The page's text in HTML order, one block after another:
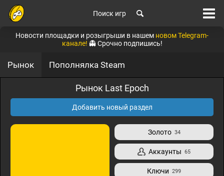
Поиск игр
Новости площадки и розыгрыши в нашем новом Telegram-
канале! 👻 Срочно подпишись!
Рынок Пополнялка Steam
Рынок Last Epoch
Добавить новый раздел
Золото 34
Аккаунты 65
Ключи 299